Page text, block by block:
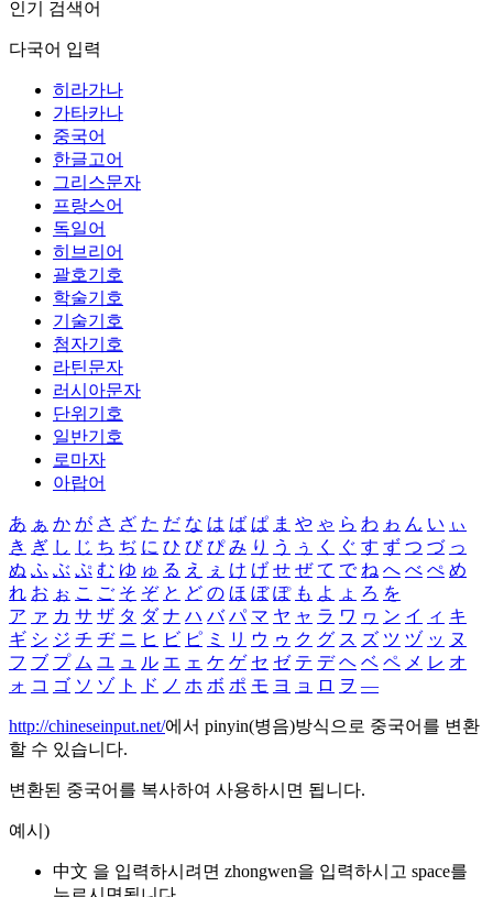
인기 검색어
다국어 입력
히라가나
가타카나
중국어
한글고어
그리스문자
프랑스어
독일어
히브리어
괄호기호
학술기호
기술기호
첨자기호
라틴문자
러시아문자
단위기호
일반기호
로마자
아랍어
あ ぁ か が さ ざ た だ な は ば ぱ ま や ゃ ら わ ゎ ん い ぃ
き ぎ し じ ち ぢ に ひ び ぴ み り う ぅ く ぐ す ず つ づ っ
ぬ ふ ぶ ぷ む ゆ ゅ る え ぇ け げ せ ぜ て で ね へ べ ぺ め
れ お ぉ こ ご そ ぞ と ど の ほ ぼ ぽ も よ ょ ろ を
ア ァ カ サ ザ タ ダ ナ ハ バ パ マ ヤ ャ ラ ワ ヮ ン イ ィ キ
ギ シ ジ チ ヂ ニ ヒ ビ ピ ミ リ ウ ゥ ク グ ス ズ ツ ヅ ッ ヌ
フ ブ プ ム ユ ュ ル エ ェ ケ ゲ セ ゼ テ デ ヘ ベ ペ メ レ オ
ォ コ ゴ ソ ゾ ト ド ノ ホ ボ ポ モ ヨ ョ ロ ヲ ―
http://chineseinput.net/에서 pinyin(병음)방식으로 중국어를 변환
할 수 있습니다.
변환된 중국어를 복사하여 사용하시면 됩니다.
예시)
中文 을 입력하시려면 zhongwen을 입력하시고 space를